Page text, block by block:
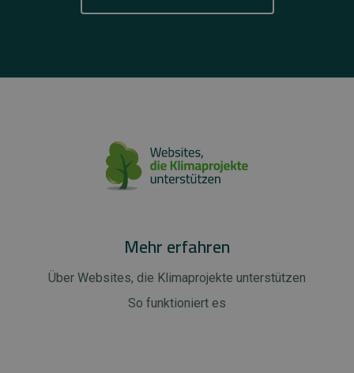
Mehr erfahren
Über Websites, die Klimaprojekte unterstützen
So funktioniert es